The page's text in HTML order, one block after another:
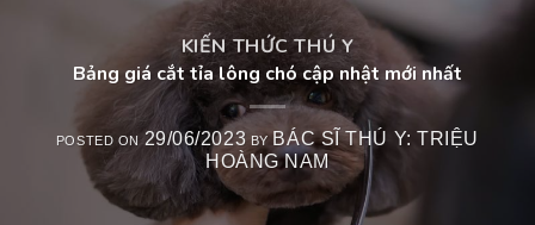
KIẾN THỨC THÚ Y
Bảng giá cắt tỉa lông chó cập nhật mới nhất
POSTED ON 29/06/2023 BY BÁC SĨ THÚ Y: TRIỆU
HOÀNG NAM